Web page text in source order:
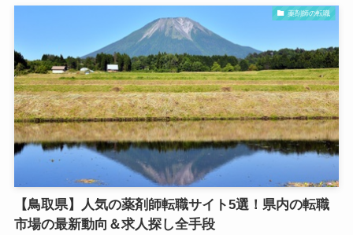
薬剤師の転職
【鳥取県】人気の薬剤師転職サイト5選！県内の転職
市場の最新動向＆求人探し全手段